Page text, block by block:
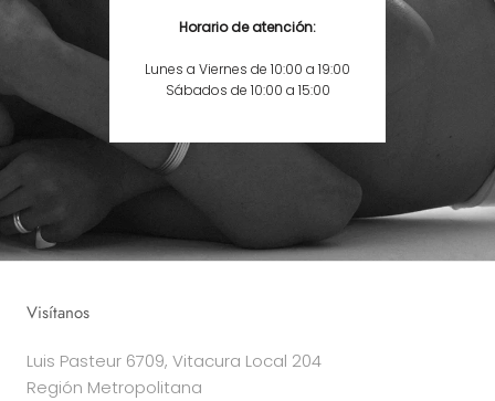
Horario de atención:
Lunes a Viernes de 10:00 a 19:00
Sábados de 10:00 a 15:00
Visítanos
Luis Pasteur 6709, Vitacura Local 204
Región Metropolitana